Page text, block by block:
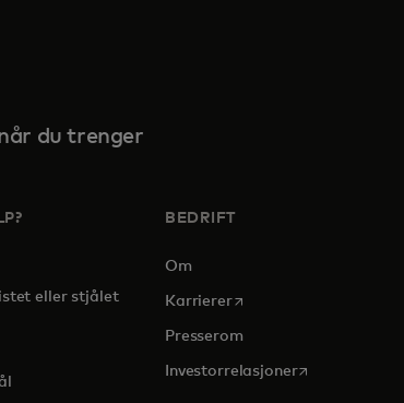
du trenger
eller stjålet
BEDRIFT
Om
Karriereropens in a new tab
Presserom
Investorrelasjoneropens in a